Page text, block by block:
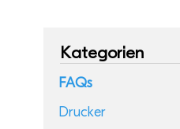
Kategorien
FAQs
Drucker